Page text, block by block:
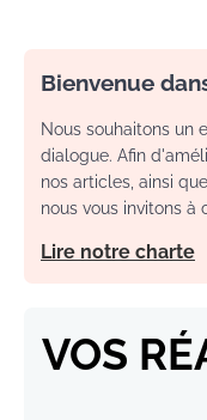
Bienvenue
Nous souhaitons un
dialogue. Afin
nos articles, ainsi
nous vous invitons à
Lire notre charte
VOS